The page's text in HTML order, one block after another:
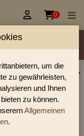
 0
Perlen
Tropfen Rocailles
um die
zu gewährleisten,
und Ihnen
zu können.
Allgemeinen
.